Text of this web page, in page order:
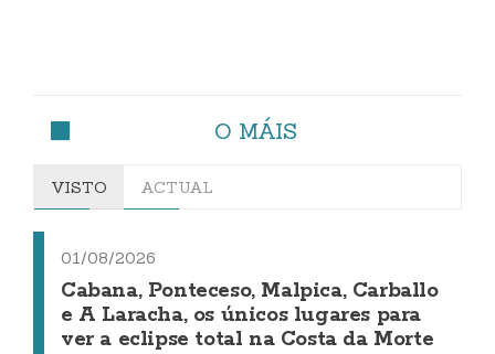
O MÁIS
VISTO ACTUAL
01/08/2026
Cabana, Ponteceso, Malpica, Carballo
e A Laracha, os únicos lugares para
ver a eclipse total na Costa da Morte